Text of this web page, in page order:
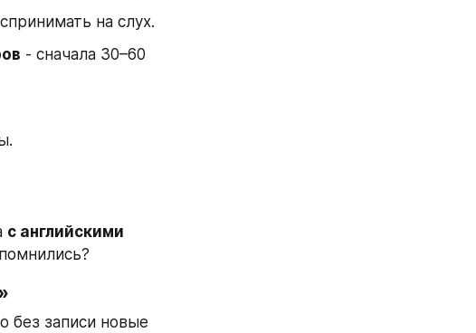
на слух.
- сначала 30–60
с английскими
без записи новые